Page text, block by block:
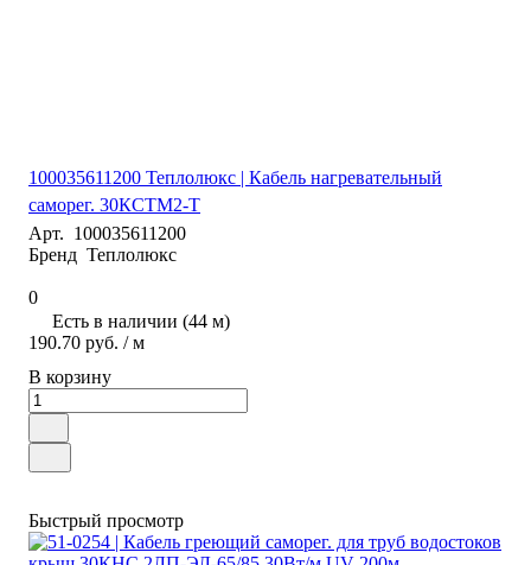
100035611200 Теплолюкс | Кабель нагревательный
саморег. 30КСТМ2-Т
Арт. 100035611200
Бренд Теплолюкс
0
Есть в наличии (44 м)
190.70 руб. / м
В корзину
Быстрый просмотр